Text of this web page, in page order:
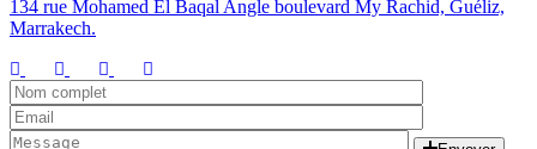
134 rue Mohamed El Baqal Angle boulevard My Rachid, Guéliz,
Marrakech.